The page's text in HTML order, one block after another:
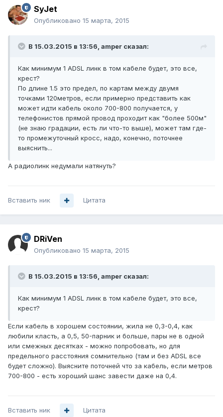
SyJet
Опубликовано 15 марта, 2015
В 15.03.2015 в 13:56, amper сказал:
Как минимум 1 ADSL линк в том кабеле будет, это все,
крест?
По длине 1.5 это предел, по картам между двумя
точками 120метров, если примерно представить как
может идти кабель около 700-800 получается, у
телефонистов прямой провод проходит как "более 500м"
(не знаю градации, есть ли что-то выше), может там где-
то промежуточный кросс, надо, конечно, поточнее
выяснить...
А радиолинк недумали натянуть?
Вставить ник Цитата
DRiVen
Опубликовано 15 марта, 2015
В 15.03.2015 в 13:56, amper сказал:
Как минимум 1 ADSL линк в том кабеле будет, это все,
крест?
Если кабель в хорошем состоянии, жила не 0,3-0,4, как
любили класть, а 0,5, 50-парник и больше, пары не в одной
или смежных десятках - можно попробовать, но для
предельного расстояния сомнительно (там и без ADSL все
будет сложно). Выясните поточней что за кабель, если метров
700-800 - есть хороший шанс завести даже на 0,4.
Вставить ник Цитата